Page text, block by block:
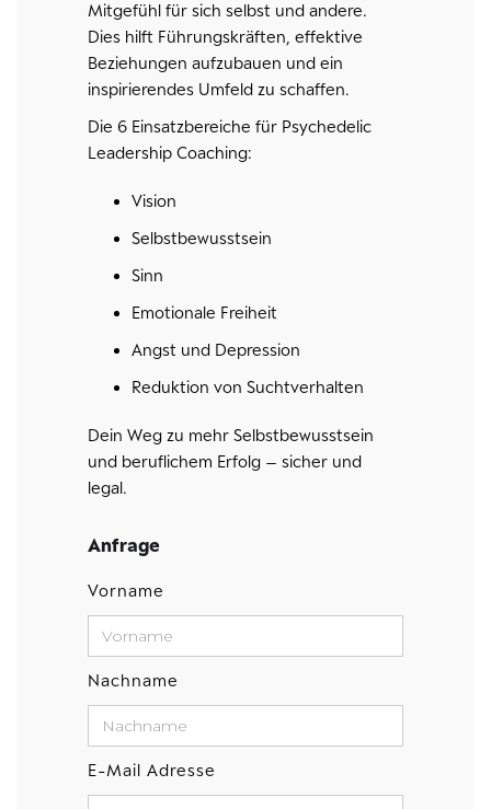
Mitgefühl für sich selbst und andere.
Dies hilft Führungskräften, effektive
Beziehungen aufzubauen und ein
inspirierendes Umfeld zu schaffen.
Die 6 Einsatzbereiche für Psychedelic
Leadership Coaching:
Vision
Selbstbewusstsein
Sinn
Emotionale Freiheit
Angst und Depression
Reduktion von Suchtverhalten
Dein Weg zu mehr Selbstbewusstsein
und beruflichem Erfolg – sicher und
legal.
Anfrage
Vorname
Nachname
E-Mail Adresse